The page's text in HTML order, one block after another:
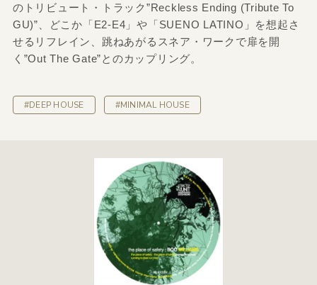
のトリビュート・トラック”Reckless Ending (Tribute To
GU)”、どこか「E2-E4」や「SUENO LATINO」を想起さ
せるリフレイン、跳ねあがるスネア・ワークで扉を開
く”Out The Gate”とのカップリング。
#DEEP HOUSE #MINIMAL HOUSE